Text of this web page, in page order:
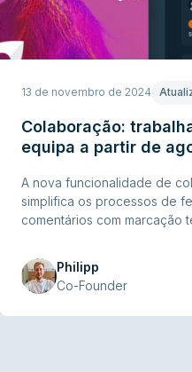
13 de novembro de 2024
Colaboração:
equipa a partir de
A nova funcionalidade de
simplifica os processos de
comentários com marcação
plataforma conforme o
agências e criadores que
de trabalho.
Philipp
Co-Founder